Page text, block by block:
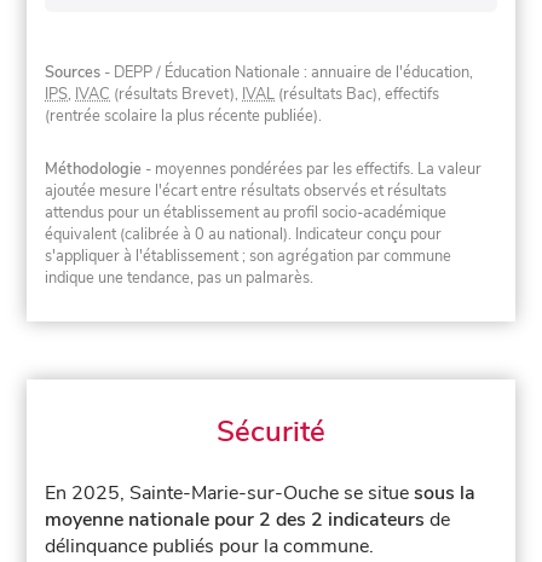
Sources - DEPP / Éducation Nationale : annuaire de l'éducation,
IPS, IVAC (résultats Brevet), IVAL (résultats Bac), effectifs
(rentrée scolaire la plus récente publiée).
Méthodologie - moyennes pondérées par les effectifs. La valeur
ajoutée mesure l'écart entre résultats observés et résultats
attendus pour un établissement au profil socio-académique
équivalent (calibrée à 0 au national). Indicateur conçu pour
s'appliquer à l'établissement ; son agrégation par commune
indique une tendance, pas un palmarès.
Sécurité
En 2025, Sainte-Marie-sur-Ouche se situesous la
moyenne nationale pour 2 des 2 indicateurs de
délinquance publiés pour la commune.